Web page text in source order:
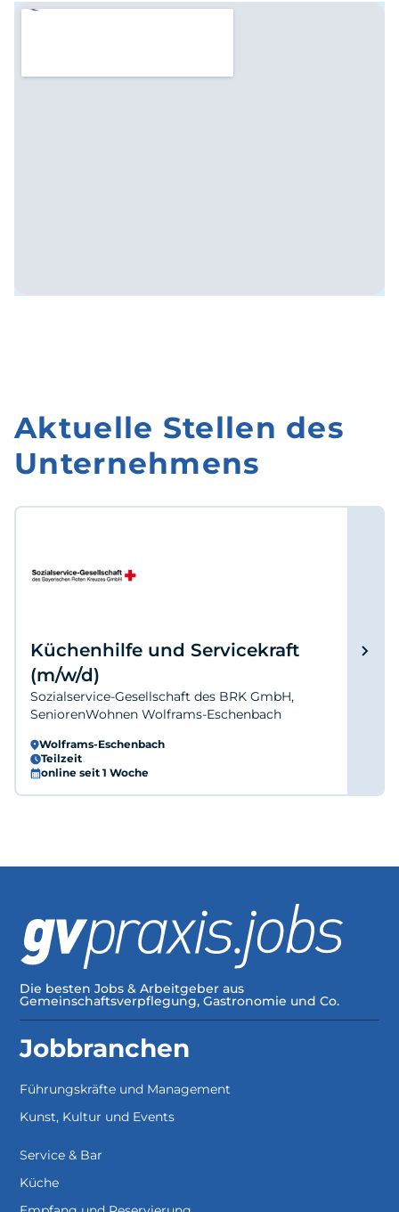
Aktuelle Stellen des
Unternehmens
Küchenhilfe und Servicekraft
(m/w/d)
Sozialservice-Gesellschaft des BRK GmbH,
SeniorenWohnen Wolframs-Eschenbach
Wolframs-Eschenbach
Teilzeit
online seit 1 Woche
Die besten Jobs & Arbeitgeber aus
Gemeinschaftsverpflegung, Gastronomie und Co.
Jobbranchen
Führungskräfte und Management
Kunst, Kultur und Events
Service & Bar
Küche